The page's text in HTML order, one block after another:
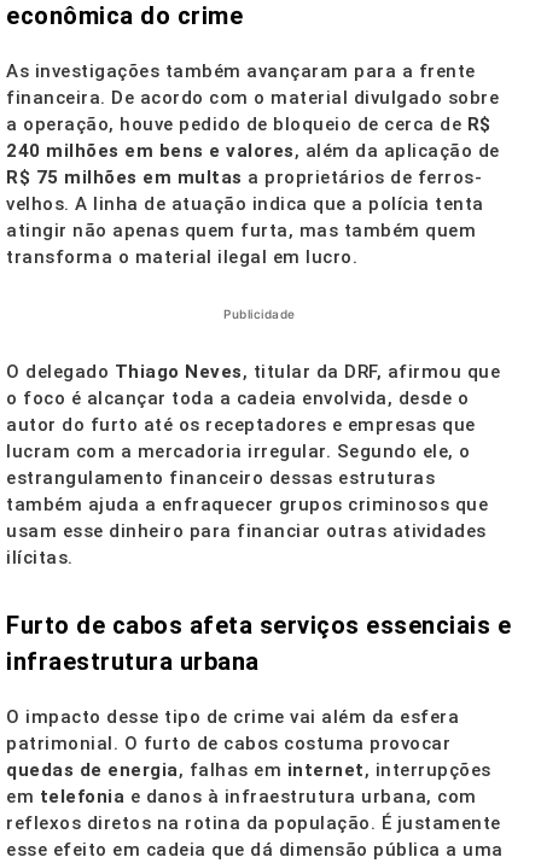
econômica do crime
As investigações também avançaram para a frente
financeira. De acordo com o material divulgado sobre
a operação, houve pedido de bloqueio de cerca de R$
240 milhões em bens e valores, além da aplicação de
R$ 75 milhões em multas a proprietários de ferros-
velhos. A linha de atuação indica que a polícia tenta
atingir não apenas quem furta, mas também quem
transforma o material ilegal em lucro.
Publicidade
O delegado Thiago Neves, titular da DRF, afirmou que
o foco é alcançar toda a cadeia envolvida, desde o
autor do furto até os receptadores e empresas que
lucram com a mercadoria irregular. Segundo ele, o
estrangulamento financeiro dessas estruturas
também ajuda a enfraquecer grupos criminosos que
usam esse dinheiro para financiar outras atividades
ilícitas.
Furto de cabos afeta serviços essenciais e
infraestrutura urbana
O impacto desse tipo de crime vai além da esfera
patrimonial. O furto de cabos costuma provocar
quedas de energia, falhas em internet, interrupções
em telefonia e danos à infraestrutura urbana, com
reflexos diretos na rotina da população. É justamente
esse efeito em cadeia que dá dimensão pública a uma